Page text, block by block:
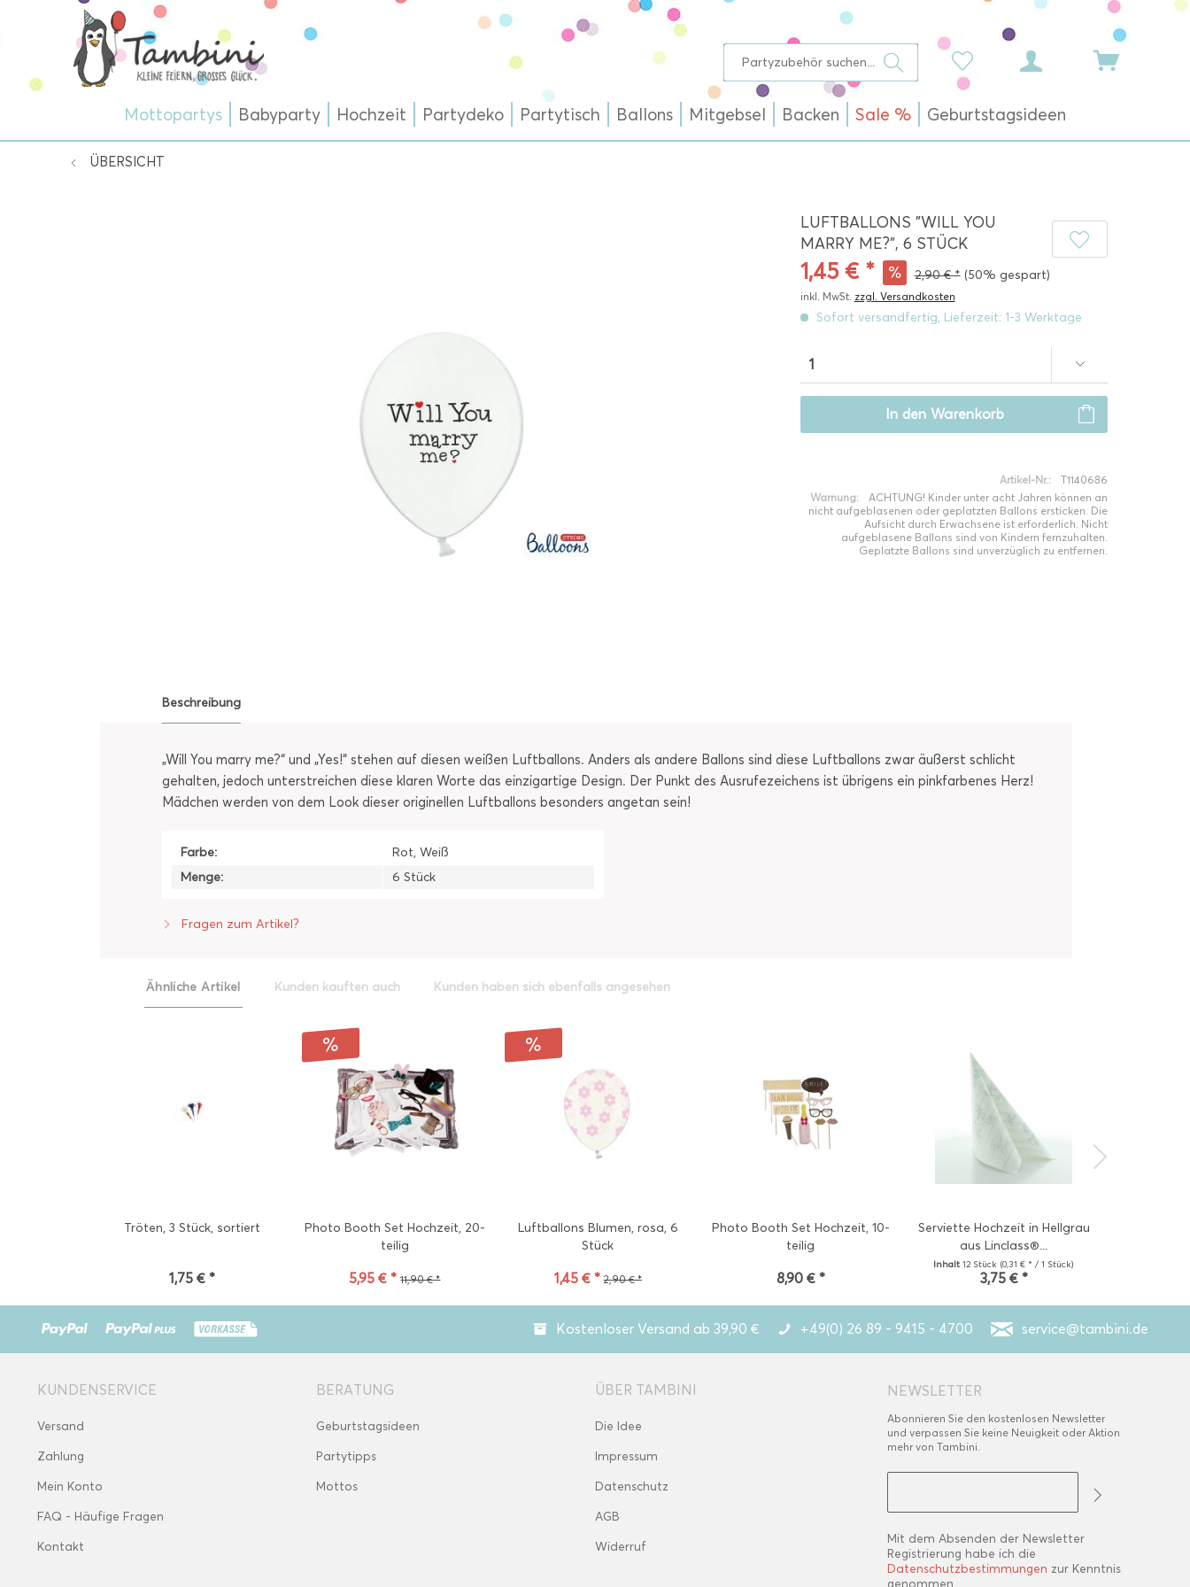
Mottopartys Babyparty Hochzeit Partydeko Partytisch Ballons Mitgebsel Backen Sale % Geburtstagsideen
ÜBERSICHT
LUFTBALLONS "WILL YOU
MARRY ME?", 6 STÜCK
1,45 € * 2,90 € * (50% gespart)
inkl. MwSt. zzgl. Versandkosten
Sofort versandfertig, Lieferzeit: 1-3 Werktage
In den Warenkorb
Artikel-Nr.:
T1140686
Warnung:
ACHTUNG! Kinder unter acht Jahren können an
nicht aufgeblasenen oder geplatzten Ballons ersticken. Die
Aufsicht durch Erwachsene ist erforderlich. Nicht
aufgeblasene Ballons sind von Kindern fernzuhalten.
Geplatzte Ballons sind unverzüglich zu entfernen.
Beschreibung
„Will You marry me?“ und „Yes!“ stehen auf diesen weißen Luftballons. Anders als andere Ballons sind diese Luftballons zwar äußerst schlicht
gehalten, jedoch unterstreichen diese klaren Worte das einzigartige Design. Der Punkt des Ausrufezeichens ist übrigens ein pinkfarbenes Herz!
Mädchen werden von dem Look dieser originellen Luftballons besonders angetan sein!
Farbe:
Rot, Weiß
Menge:
6 Stück
Fragen zum Artikel?
Ähnliche Artikel Kunden kauften auch Kunden haben sich ebenfalls angesehen
Tröten, 3 Stück, sortiert
1,75 € *
Photo Booth Set Hochzeit, 20-
teilig
5,95 € * 11,90 € *
Luftballons Blumen, rosa, 6
Stück
1,45 € * 2,90 € *
Photo Booth Set Hochzeit, 10-
teilig
8,90 € *
Serviette Hochzeit in Hellgrau
aus Linclass®...
Inhalt12 Stück (0,31 € * / 1 Stück)
3,75 € *
Kostenloser Versand ab 39,90 € +49(0) 26 89 - 9415 - 4700 service@tambini.de
KUNDENSERVICE
Versand
Zahlung
Mein Konto
FAQ - Häufige Fragen
Kontakt
BERATUNG
Geburtstagsideen
Partytipps
Mottos
ÜBER TAMBINI
Die Idee
Impressum
Datenschutz
AGB
Widerruf
NEWSLETTER
Abonnieren Sie den kostenlosen Newsletter
und verpassen Sie keine Neuigkeit oder Aktion
mehr von Tambini.
Mit dem Absenden der Newsletter
Registrierung habe ich die
Datenschutzbestimmungen zur Kenntnis
genommen